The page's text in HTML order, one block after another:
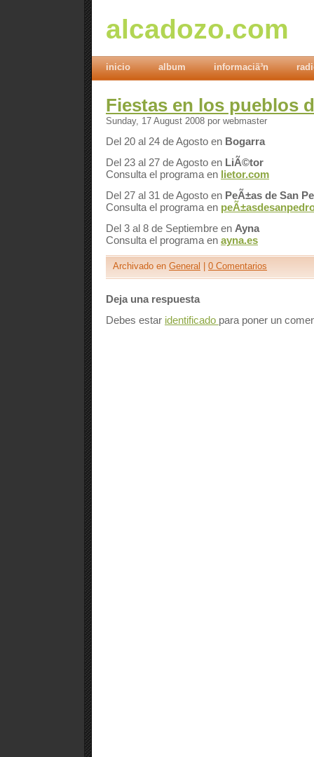
alcadozo.com
inicio album informaciã³n
Fiestas en los pueblos
Sunday, 17 August 2008 por webmaster
Del 20 al 24 de Agosto en Bogarra
Del 23 al 27 de Agosto en LiÃ©tor
Consulta el programa en lietor.com
Del 27 al 31 de Agosto en PeÃ±as de San
Consulta el programa en
Del 3 al 8 de Septiembre en Ayna
Consulta el programa en ayna.es
Archivado en General 0 Comentarios
Deja una respuesta
Debes estar identificado para poner un